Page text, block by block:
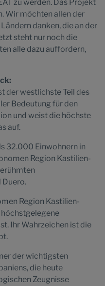
zu werden. Das Projekt
Wir möchten allen der
danken, die an der
steht nur noch die
alle dazu auffordern,
der westlichste Teil des
Bedeutung für den
und weist die höchste
auf.
32.000 Einwohnern in
Region Kastilien-
Duero.
Region Kastilien-
höchstgelegene
Ihr Wahrzeichen ist die
der wichtigsten
die heute
Zeugnisse